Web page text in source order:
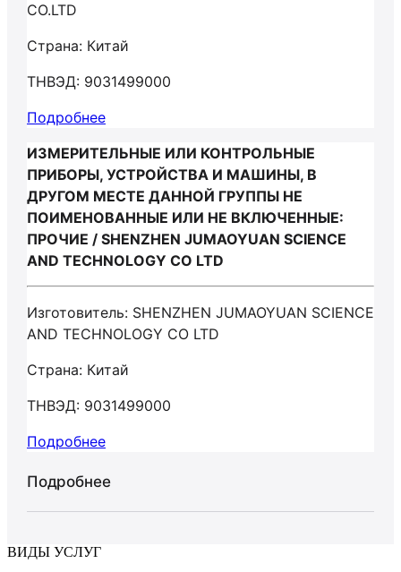
CO.LTD
Страна: Китай
ТНВЭД: 9031499000
Подробнее
ИЗМЕРИТЕЛЬНЫЕ ИЛИ КОНТРОЛЬНЫЕ
ПРИБОРЫ, УСТРОЙСТВА И МАШИНЫ, В
ДРУГОМ МЕСТЕ ДАННОЙ ГРУППЫ НЕ
ПОИМЕНОВАННЫЕ ИЛИ НЕ ВКЛЮЧЕННЫЕ:
ПРОЧИЕ / SHENZHEN JUMAOYUAN SCIENCE
AND TECHNOLOGY CO LTD
Изготовитель: SHENZHEN JUMAOYUAN SCIENCE
AND TECHNOLOGY CO LTD
Страна: Китай
ТНВЭД: 9031499000
Подробнее
Подробнее
ВИДЫ УСЛУГ